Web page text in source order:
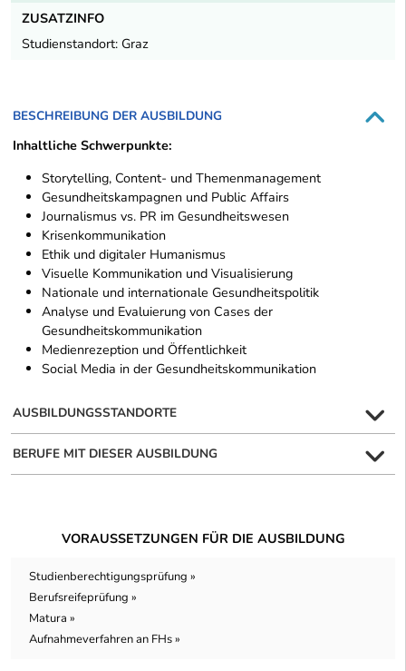
ZUSATZINFO
Studienstandort: Graz
BESCHREIBUNG DER AUSBILDUNG
Inhaltliche Schwerpunkte:
Storytelling, Content- und Themenmanagement
Gesundheitskampagnen und Public Affairs
Journalismus vs. PR im Gesundheitswesen
Krisenkommunikation
Ethik und digitaler Humanismus
Visuelle Kommunikation und Visualisierung
Nationale und internationale Gesundheitspolitik
Analyse und Evaluierung von Cases der
Gesundheitskommunikation
Medienrezeption und Öffentlichkeit
Social Media in der Gesundheitskommunikation
AUSBILDUNGSSTANDORTE
BERUFE MIT DIESER AUSBILDUNG
VORAUSSETZUNGEN FÜR DIE AUSBILDUNG
Studienberechtigungsprüfung »
Berufsreifeprüfung »
Matura »
Aufnahmeverfahren an FHs »